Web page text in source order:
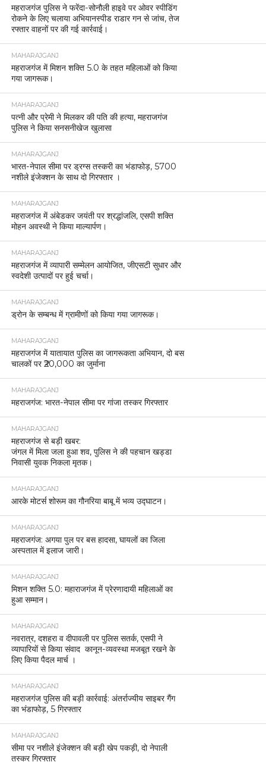
महराजगंज पुलिस ने फरेंदा-सोनौली हाइवे पर ओवर स्पीडिंग
रोकने के लिए चलाया अभियानस्पीड राडार गन से जांच, तेज
रफ्तार वाहनों पर की गई कार्रवाई।
MAHARAJGANJ
महराजगंज में मिशन शक्ति 5.0 के तहत महिलाओं को किया
गया जागरूक।
MAHARAJGANJ
पत्नी और प्रेमी ने मिलकर की पति की हत्या, महराजगंज
पुलिस ने किया सनसनीखेज खुलासा
MAHARAJGANJ
भारत-नेपाल सीमा पर ड्रग्स तस्करी का भंडाफोड़, 5700
नशीले इंजेक्शन के साथ दो गिरफ्तार ।
MAHARAJGANJ
महराजगंज में अंबेडकर जयंती पर श्रद्धांजलि, एसपी शक्ति
मोहन अवस्थी ने किया माल्यार्पण।
MAHARAJGANJ
महराजगंज में व्यापारी सम्मेलन आयोजित, जीएसटी सुधार और
स्वदेशी उत्पादों पर हुई चर्चा।
MAHARAJGANJ
ड्रोन के सम्बन्ध में ग्रामीणों को किया गया जागरूक।
MAHARAJGANJ
महराजगंज में यातायात पुलिस का जागरूकता अभियान, दो बस
चालकों पर ₹20,000 का जुर्माना
MAHARAJGANJ
महराजगंज: भारत-नेपाल सीमा पर गांजा तस्कर गिरफ्तार
MAHARAJGANJ
महराजगंज से बड़ी खबर:
जंगल में मिला जला हुआ शव, पुलिस ने की पहचान खड्डा
निवासी युवक निकला मृतक।
MAHARAJGANJ
आरके मोटर्स शोरूम का गौनरिया बाबू में भव्य उद्घाटन।
MAHARAJGANJ
महराजगंज: अगया पुल पर बस हादसा, घायलों का जिला
अस्पताल में इलाज जारी।
MAHARAJGANJ
मिशन शक्ति 5.0: महाराजगंज में प्रेरणादायी महिलाओं का
हुआ सम्मान।
MAHARAJGANJ
नवरात्र, दशहरा व दीपावली पर पुलिस सतर्क, एसपी ने
व्यापारियों से किया संवाद कानून-व्यवस्था मजबूत रखने के
लिए किया पैदल मार्च ।
MAHARAJGANJ
महराजगंज पुलिस की बड़ी कार्रवाई: अंतर्राज्यीय साइबर गैंग
का भंडाफोड़, 5 गिरफ्तार
MAHARAJGANJ
सीमा पर नशीले इंजेक्शन की बड़ी खेप पकड़ी, दो नेपाली
तस्कर गिरफ्तार